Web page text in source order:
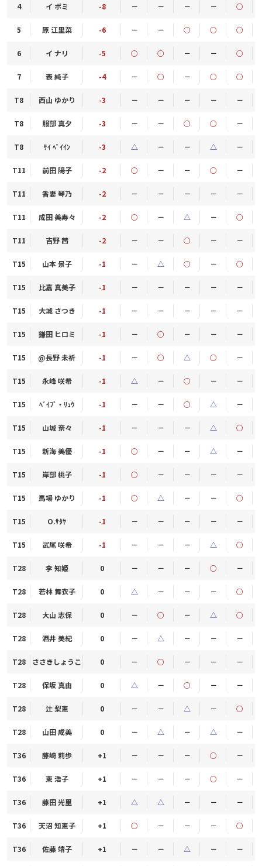
4 イ ボミ -8 － － － － ○
5 原 江里菜 -6 － － ○ ○ ○
6 イ ナリ -5 ○ ○ － － ○
7 表 純子 -4 － ○ － ○ ○
T8 西山 ゆかり -3 － － － － －
T8 服部 真夕 -3 － － ○ ○ －
T8 ｻｲ ﾍﾟｲｲﾝ -3 △ － － △ －
T11 前田 陽子 -2 ○ － － ○ －
T11 香妻 琴乃 -2 － － － － －
T11 成田 美寿々 -2 ○ － △ － ○
T11 吉野 茜 -2 － － ○ － －
T15 山本 景子 -1 － △ ○ － ○
T15 比嘉 真美子 -1 － － － － －
T15 大城 さつき -1 － － － － －
T15 鎌田 ヒロミ -1 － ○ － － －
T15 @長野 未祈 -1 － ○ △ ○ －
T15 永峰 咲希 -1 △ － ○ － －
T15 ﾍﾞｲﾌﾞ・ﾘｭｳ -1 － － ○ △ －
T15 山城 奈々 -1 － － － △ ○
T15 新海 美優 -1 ○ － － △ －
T15 岸部 桃子 -1 ○ － － － －
T15 馬場 ゆかり -1 ○ △ － － ○
T15 O.ｻﾀﾔ -1 － － － － －
T15 武尾 咲希 -1 － － － △ ○
T28 李 知姫 0 － － － ○ －
T28 若林 舞衣子 0 △ － － － ○
T28 大山 志保 0 － ○ － △ ○
T28 酒井 美紀 0 － △ － － －
T28 ささきしょうこ 0 － ○ － － －
T28 保坂 真由 0 △ － ○ － －
T28 辻 梨恵 0 － － △ － ○
T28 山田 成美 0 － △ － △ －
T36 藤崎 莉歩 +1 － － － ○ －
T36 東 浩子 +1 － － － ○ －
T36 藤田 光里 +1 △ △ － － －
T36 天沼 知恵子 +1 ○ － － － ○
T36 佐藤 靖子 +1 － － △ － －